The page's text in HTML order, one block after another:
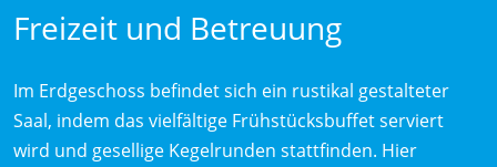
Freizeit und Betreuung
Im Erdgeschoss befindet sich ein rustikal gestalteter
Saal, indem das vielfältige Frühstücksbuffet serviert
wird und gesellige Kegelrunden stattfinden. Hier